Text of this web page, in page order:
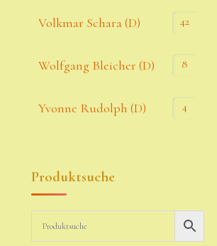
Volkmar Schara (D) 42
Wolfgang Bleicher (D) 8
Yvonne Rudolph (D) 4
Produktsuche